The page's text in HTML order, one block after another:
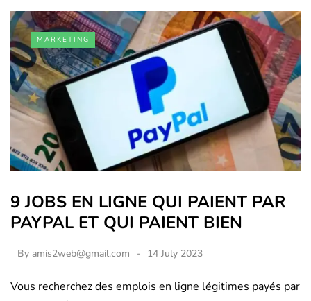
MARKETING
9 JOBS EN LIGNE QUI PAIENT PAR
PAYPAL ET QUI PAIENT BIEN
By amis2web@gmail.com 14 July 2023
Vous recherchez des emplois en ligne légitimes payés par